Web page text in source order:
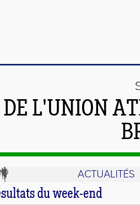
DE L'UNION
ACTUALITÉS
du week-end